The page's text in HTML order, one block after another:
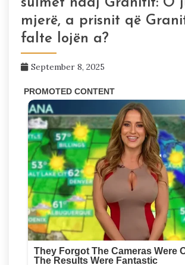
mjerë, a prisnit që
falte lojën a?
September 8, 2025